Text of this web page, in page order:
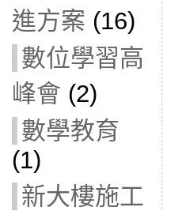
進方案 (16)
數位學習高
峰會 (2)
數學教育
(1)
新大樓施工